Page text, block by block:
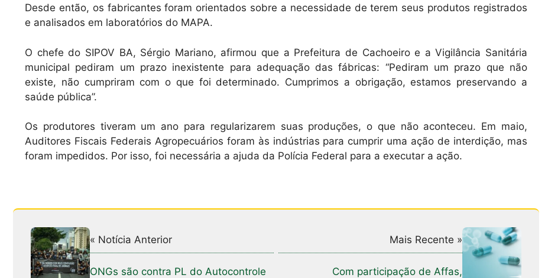
Desde então, os fabricantes foram orientados sobre a necessidade de terem seus produtos registrados
e analisados em laboratórios do MAPA.
O chefe do SIPOV BA, Sérgio Mariano, afirmou que a Prefeitura de Cachoeiro e a Vigilância Sanitária
municipal pediram um prazo inexistente para adequação das fábricas: “Pediram um prazo que não
existe, não cumpriram com o que foi determinado. Cumprimos a obrigação, estamos preservando a
saúde pública”.
Os produtores tiveram um ano para regularizarem suas produções, o que não aconteceu. Em maio,
Auditores Fiscais Federais Agropecuários foram às indústrias para cumprir uma ação de interdição, mas
foram impedidos. Por isso, foi necessária a ajuda da Polícia Federal para a executar a ação.
« Notícia Anterior
ONGs são contra PL do Autocontrole
Mais Recente »
Com participação de Affas,